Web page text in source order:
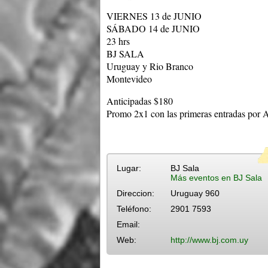
VIERNES 13 de JUNIO
SÁBADO 14 de JUNIO
23 hrs
BJ SALA
Uruguay y Rio Branco
Montevideo
Anticipadas $180
Promo 2x1 con las primeras entradas por
Lugar:
BJ Sala
Más eventos en BJ Sala
Direccion:
Uruguay 960
Teléfono:
2901 7593
Email:
Web:
http://www.bj.com.uy